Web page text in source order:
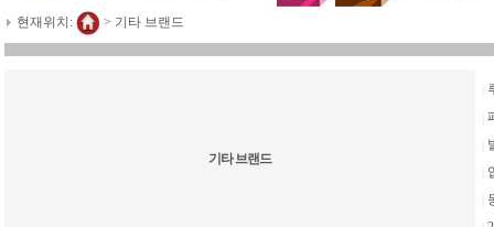
현재위치: > 기타 브랜드
기타 브랜드